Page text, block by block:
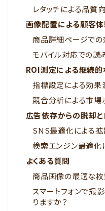
レタッチによる品質
画像配置による顧客
商品詳細ページで
モバイル対応での
ROI測定による継続
指標設定による効果
競合分析による市場
広告依存からの脱却
SNS最適化による
検索エンジン最適化
よくある質問
商品画像の最適な
スマートフォンで撮
りますか？